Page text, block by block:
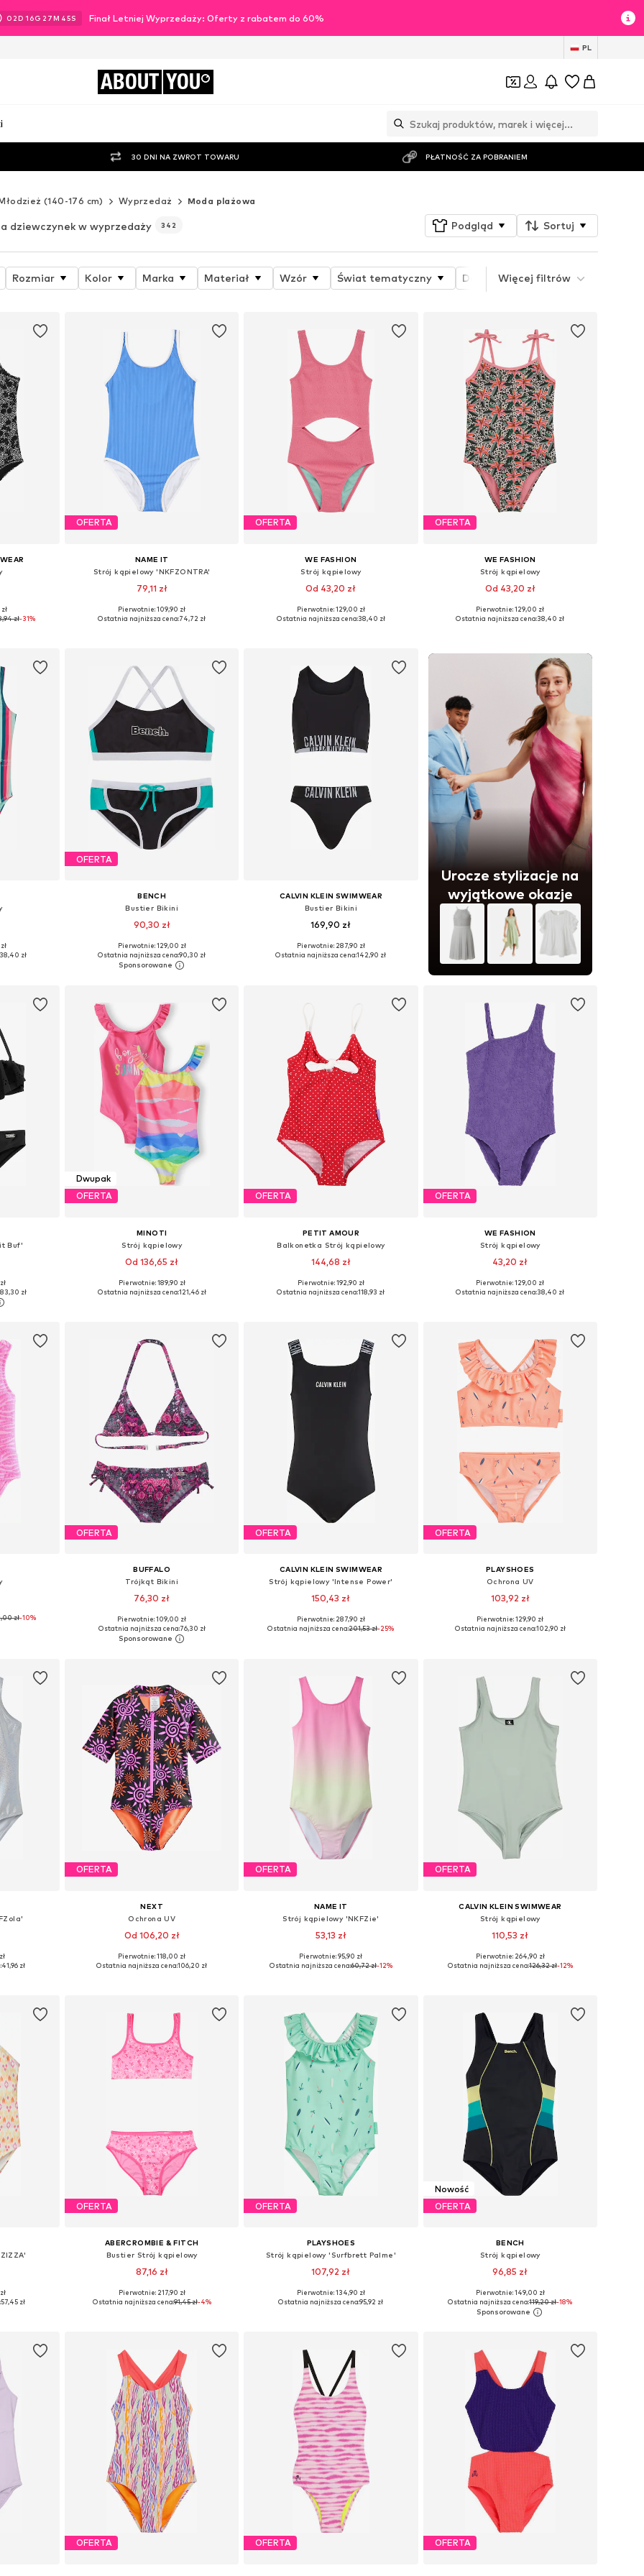
02D 16G 27M 43S Finał Letniej Wyprzedaży: Oferty z rabatem do 60%
PL
ABOUT YOU
30 DNI NA ZWROT TOWARU PŁATNOŚĆ ZA POBRANIEM
(140-176 cm) Wyprzedaż Moda plażowa
dziewczynek w wyprzedaży 342 Podgląd Sortuj
Rozmiar Kolor Marka Materiał Wzór Świat tematyczny Detale Właściwości produktu
Więcej filtrów
zł-31%
OFERTA
NAME IT
Strój kąpielowy 'NKFZONTRA'
79,11 zł
Pierwotnie: 109,90 zł
Ostatnia najniższa cena:74,72 zł
OFERTA
WE FASHION
Strój kąpielowy
Od 43,20 zł
Dostępne w różnych rozmiarach
Pierwotnie: 129,00 zł
Ostatnia najniższa cena:38,40 zł
OFERTA
WE FASHION
Strój kąpielowy
Od 43,20 zł
Dostępne w różnych rozmiarach
Pierwotnie: 129,00 zł
Ostatnia najniższa cena:38,40 zł
38,40 zł
OFERTA
BENCH
Bustier Bikini
90,30 zł
Dodaj do koszyka
Pierwotnie: 129,00 zł
Ostatnia najniższa cena:90,30 zł
CALVIN KLEIN SWIMWEAR
Bustier Bikini
169,90 zł
Pierwotnie: 287,90 zł
Ostatnia najniższa cena:142,90 zł
Urocze stylizacje na
wyjątkowe okazje
Buf'
83,30 zł
Dwupak
OFERTA
MINOTI
Strój kąpielowy
Od 136,65 zł
Dostępne w różnych rozmiarach
Pierwotnie: 189,90 zł
Ostatnia najniższa cena:121,46 zł
OFERTA
PETIT AMOUR
Balkonetka Strój kąpielowy
144,68 zł
Pierwotnie: 192,90 zł
Ostatnia najniższa cena:118,93 zł
OFERTA
WE FASHION
Strój kąpielowy
43,20 zł
Dostępne rozmiary: 146-152, 158-164
Pierwotnie: 129,00 zł
Ostatnia najniższa cena:38,40 zł
zł-10%
OFERTA
BUFFALO
Trójkąt Bikini
76,30 zł
Dodaj do koszyka
Pierwotnie: 109,00 zł
Ostatnia najniższa cena:76,30 zł
OFERTA
CALVIN KLEIN SWIMWEAR
Strój kąpielowy 'Intense Power'
150,43 zł
Dostępne rozmiary: 128-140, 164-176
Pierwotnie: 287,90 zł
Ostatnia najniższa cena:201,53 zł-25%
OFERTA
PLAYSHOES
Ochrona UV
103,92 zł
Dostępne w różnych rozmiarach
Pierwotnie: 129,90 zł
Ostatnia najniższa cena:102,90 zł
158-164
41,96 zł
OFERTA
NEXT
Ochrona UV
Od 106,20 zł
Dostępne w różnych rozmiarach
Pierwotnie: 118,00 zł
Ostatnia najniższa cena:106,20 zł
OFERTA
NAME IT
Strój kąpielowy 'NKFZie'
53,13 zł
Dostępne rozmiary: 158-164
Pierwotnie: 95,90 zł
Ostatnia najniższa cena:60,72 zł-12%
OFERTA
CALVIN KLEIN SWIMWEAR
Strój kąpielowy
110,53 zł
Pierwotnie: 264,90 zł
Ostatnia najniższa cena:126,32 zł-12%
158-164
57,45 zł
OFERTA
ABERCROMBIE & FITCH
Bustier Strój kąpielowy
87,16 zł
Pierwotnie: 217,90 zł
Ostatnia najniższa cena:91,45 zł-4%
OFERTA
PLAYSHOES
Strój kąpielowy 'Surfbrett Palme'
107,92 zł
Dostępne w różnych rozmiarach
Pierwotnie: 134,90 zł
Ostatnia najniższa cena:95,92 zł
Nowość
OFERTA
BENCH
Strój kąpielowy
96,85 zł
Dostępne rozmiary: 146-152, 158-164
Dodaj do koszyka
Pierwotnie: 149,00 zł
Ostatnia najniższa cena:119,20 zł-18%
OFERTA OFERTA OFERTA